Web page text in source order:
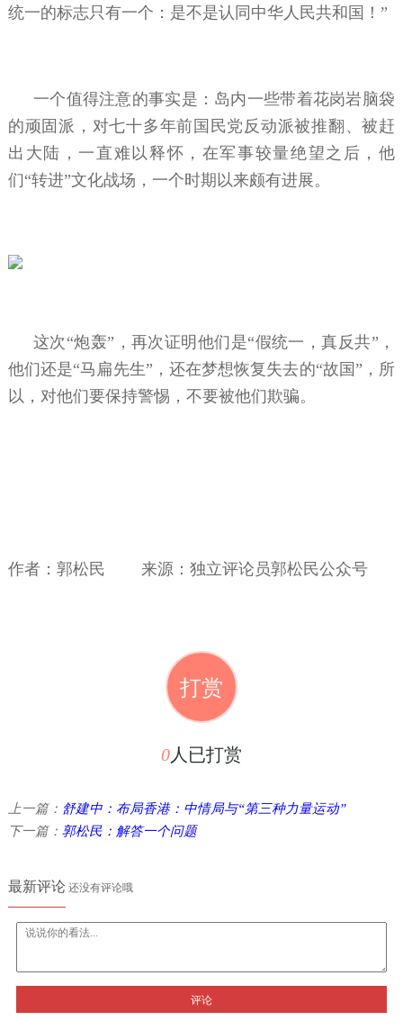
统一的标志只有一个：是不是认同中华人民共和国！”
一个值得注意的事实是：岛内一些带着花岗岩脑袋
的顽固派，对七十多年前国民党反动派被推翻、被赶
出大陆，一直难以释怀，在军事较量绝望之后，他
们“转进”文化战场，一个时期以来颇有进展。
这次“炮轰”，再次证明他们是“假统一，真反共”，
他们还是“马扁先生”，还在梦想恢复失去的“故国”，所
以，对他们要保持警惕，不要被他们欺骗。
作者：郭松民 来源：独立评论员郭松民公众号
打赏
0人已打赏
上一篇： 舒建中：布局香港：中情局与“第三种力量运动”
下一篇： 郭松民：解答一个问题
最新评论还没有评论哦
评论